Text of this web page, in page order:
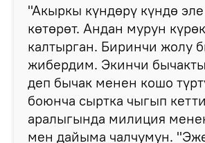
"Акыркы күндөрү күндө
көтөрөт. Андан мурун
калтырган. Биринчи жолу
жибердим. Экинчи
деп бычак менен кошо
боюнча сыртка чыгып
аралыгында милиция
мен дайыма чалчумун.